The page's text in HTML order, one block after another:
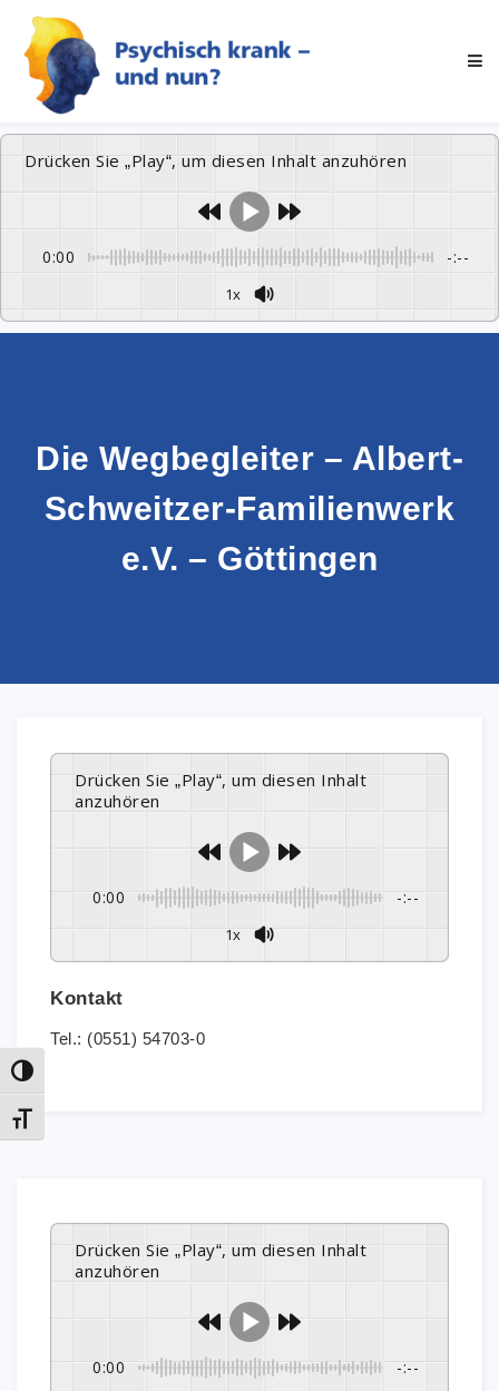
Umschalten auf hohe Kontraste
Schrift vergrößern
Drücken Sie „Play“, um diesen Inhalt anzuhören
0:00 -:--
1x
Die Wegbegleiter – Albert-
Schweitzer-Familienwerk
e.V. – Göttingen
Drücken Sie „Play“, um diesen Inhalt
anzuhören
0:00 -:--
Drücken Sie „Play“, um diesen Inhalt
anzuhören
0:00 -:--
1x
Kontakt
Tel.: (0551) 54703-0